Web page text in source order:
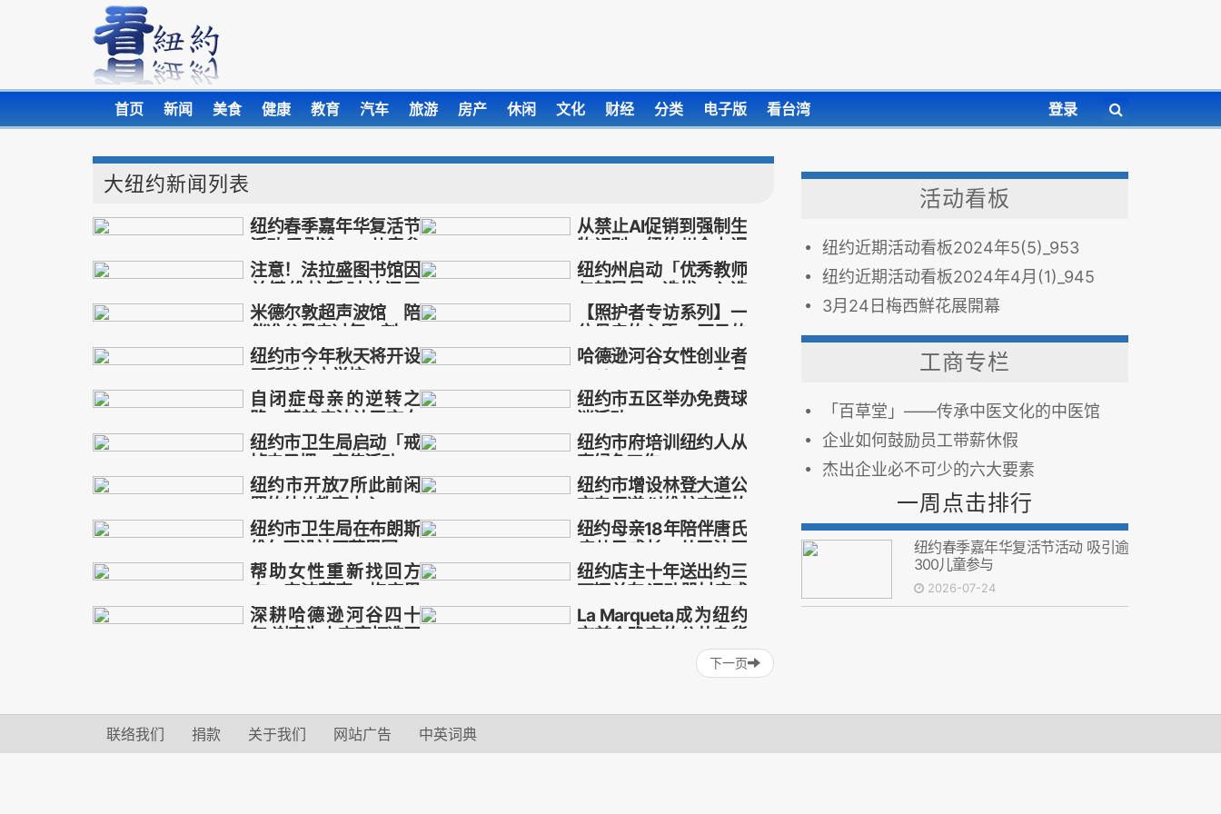
首页 新闻 美食 健康 教育 汽车 旅游 房产 休闲 文化 财经 分类 电子版 看台湾 登录
大纽约新闻列表
纽约春季嘉年华复活节
活动 吸引逾300儿童参
与 纽约 春季
嘉年华
从禁止AI促销到强制生
物识别：纽约州全力遏
制青少年在线博彩风险
禁止 AI促销
强制
注意！法拉盛图书馆因
关键维护暂时关闭五
周，预计6月初重开
法拉盛 图书馆
关键维护
纽约州启动「优秀教师
与辅导员」选拔：入选
者年领1.5万美元津贴，
5月21日截止
纽约州 优秀教师
辅导员
米德尔敦超声波馆 陪
伴准父母走过每一刻
米德尔敦 超声波馆
准父母
【照护者专访系列】一
位母亲的心愿 一匹马的
疗愈力量
母亲 心愿 马 疗愈
纽约市今年秋天将开设
五所新公立学校
纽约市 秋天 开设 五所
哈德逊河谷女性创业者
Lynita Davis：10个品
牌、75个课程，打造社
区创业生态圈
哈德逊 河谷
女性
自闭症母亲的逆转之
路：营养疗法让无言女
儿开口说话
自闭症 母亲 逆转 营养
纽约市五区举办免费球
迷活动
纽约市 五区 免费 球迷
纽约市卫生局启动「戒
掉电子烟」宣传活动
纽约市 卫生局
戒掉
纽约市府培训纽约人从
事绿色工作
纽约 市府 培训 纽约人
纽约市开放7所此前闲
置的幼儿教育中心
纽约市 开放 7所 闲置
纽约市增设林登大道公
交专用道 以维护高事故
路段的快捷安全
纽约市 增设
林登大道
纽约市卫生局在布朗斯
维尔开设社区蔬果园
纽约市 卫生局
布朗斯维尔
纽约母亲18年陪伴唐氏
症儿子成长：从无法开
口到能传讯息点咖啡
纽约 母亲 18年 陪伴
帮助女性重新找回方
向：安洁莉克．梅库里
奥的转型故事
帮助 女性 重新 找回
纽约店主十年送出约三
万辆单车 运动器材店成
社区援助据点
纽约 店主 十年 送出
深耕哈德逊河谷四十
年 谢克为小商家打造网
La Marqueta成为纽约
市首个确定的公共杂货
下一页
活动看板
纽约近期活动看板2024年5(5)_953
纽约近期活动看板2024年4月(1)_945
3月24日梅西鮮花展開幕
工商专栏
「百草堂」——传承中医文化的中医馆
企业如何鼓励员工带薪休假
杰出企业必不可少的六大要素
一周点击排行
纽约春季嘉年华复活节活动 吸引逾
300儿童参与
2026-07-24
联络我们 捐款 关于我们 网站广告 中英词典